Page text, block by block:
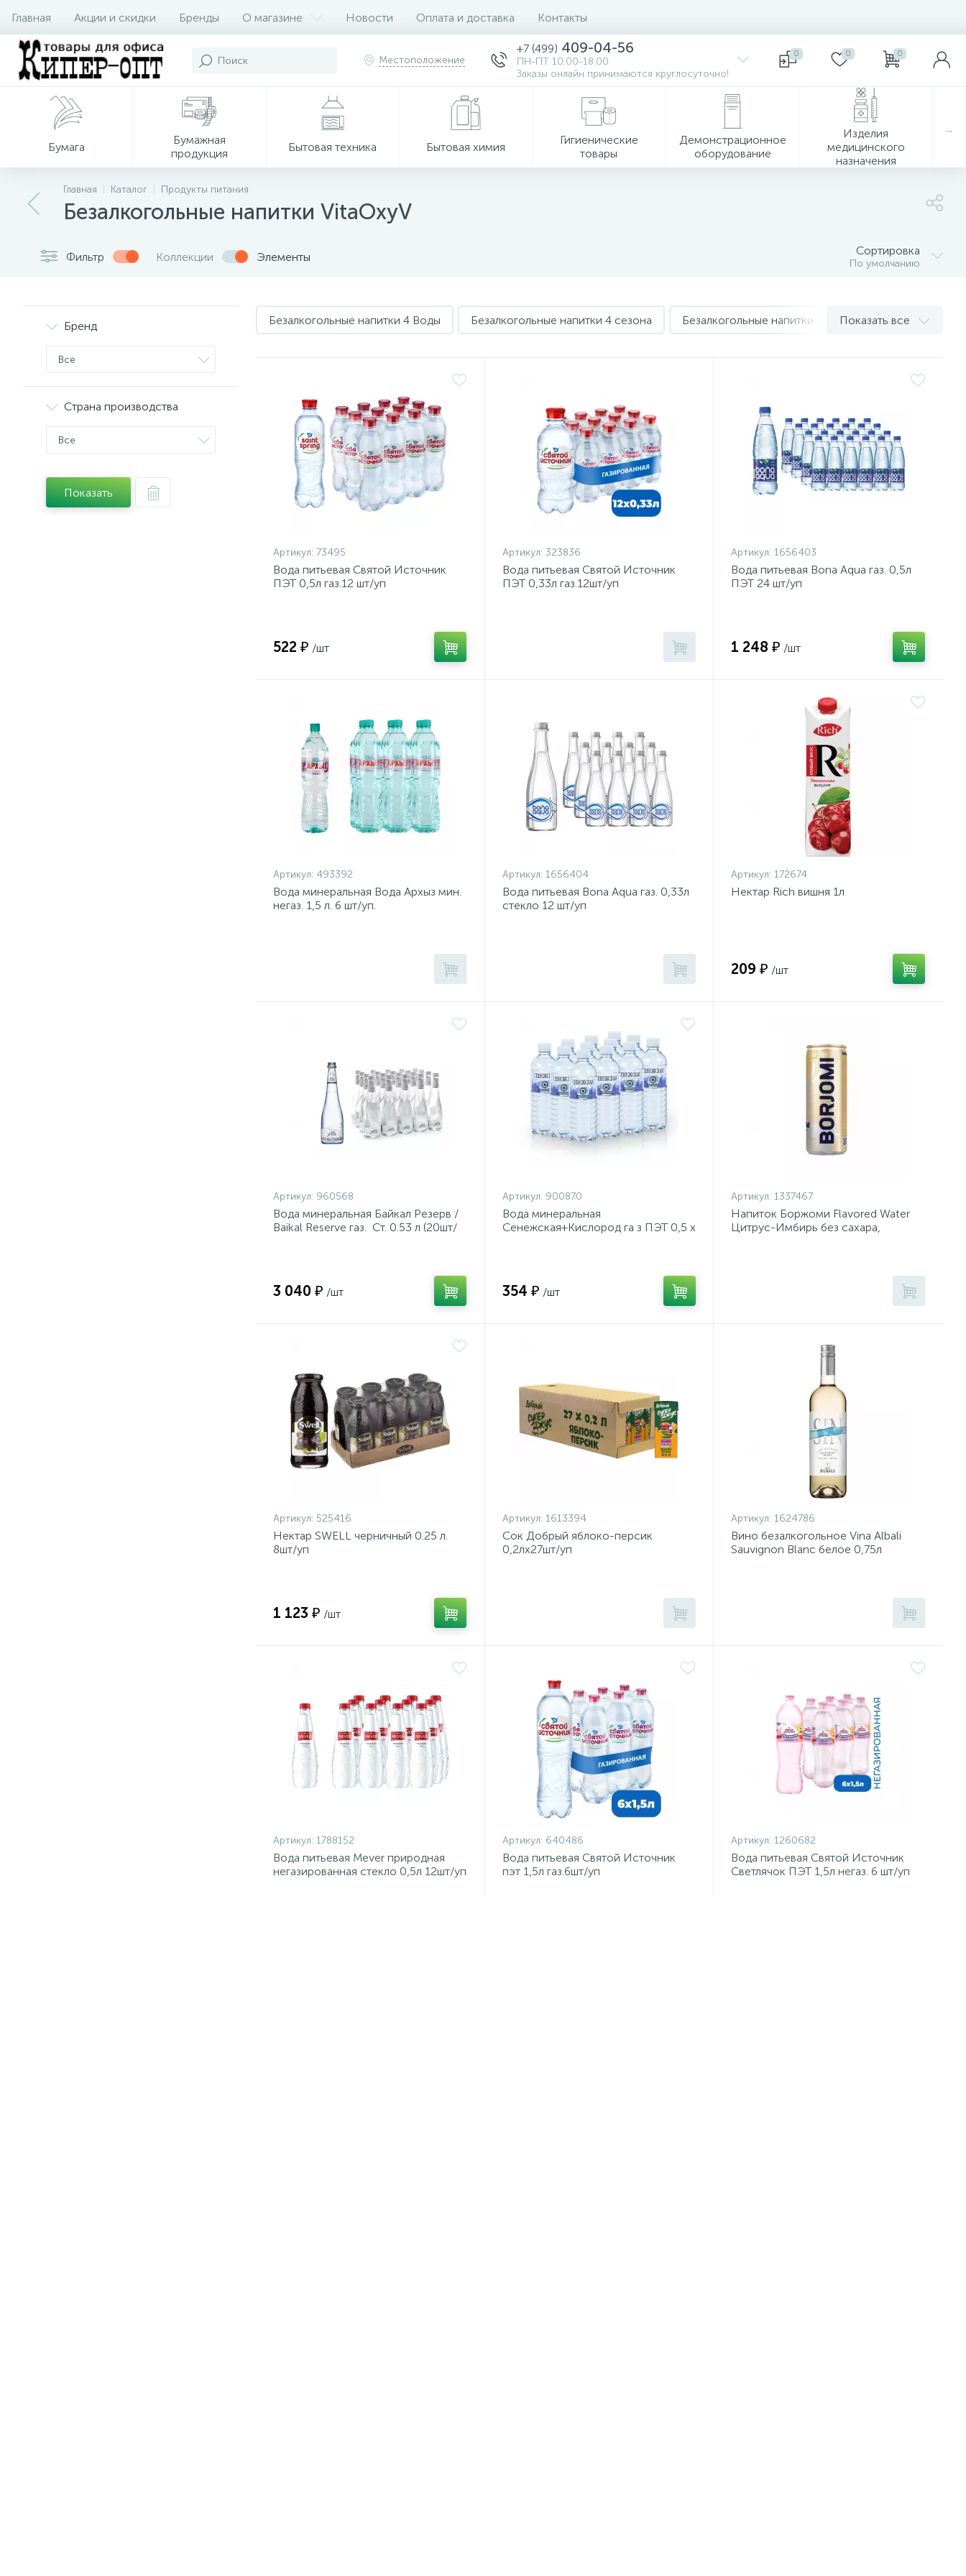
Главная Акции и скидки Бренды О магазине Новости Оплата и доставка Контакты
Местоположение
+7 (499) 409-04-56
ПН-ПТ 10:00-18:00
Заказы онлайн принимаются круглосуточно!
0 0 0
Бумага
Бумажная
продукция
Бытовая техника Бытовая химия
Гигиенические
товары
Демонстрационное
оборудование
Изделия
медицинского
назначения
Главная Каталог Продукты питания
Безалкогольные напитки VitaOxyV
Фильтр Коллекции Элементы Сортировка
По умолчанию
Бренд
Все
Страна производства
Все
Показать
Безалкогольные напитки 4 Воды Безалкогольные напитки 4 сезона Безалкогольные напитки Acqua Panna
Показать все
Артикул: 73495
Вода питьевая Святой Источник
ПЭТ 0,5л газ.12 шт/уп
522 ₽ /шт
Артикул: 323836
Вода питьевая Святой Источник
ПЭТ 0,33л газ.12шт/уп
Артикул: 1656403
Вода питьевая Bona Aqua газ. 0,5л
ПЭТ 24 шт/уп
1 248 ₽ /шт
Артикул: 493392
Вода минеральная Вода Архыз мин.
негаз. 1,5 л. 6 шт/уп.
Артикул: 1656404
Вода питьевая Bona Aqua газ. 0,33л
стекло 12 шт/уп
Артикул: 172674
Нектар Rich вишня 1л
209 ₽ /шт
Артикул: 960568
Вода минеральная Байкал Резерв /
Baikal Reserve газ. Ст. 0.53 л (20шт/
3 040 ₽ /шт
Артикул: 900870
Вода минеральная
Сенежская+Кислород га з ПЭТ 0,5 х
354 ₽ /шт
Артикул: 1337467
Напиток Боржоми Flavored Water
Цитрус-Имбирь без сахара,
Артикул: 525416
Нектар SWELL черничный 0.25 л.
8шт/уп
1 123 ₽ /шт
Артикул: 1613394
Сок Добрый яблоко-персик
0,2лх27шт/уп
Артикул: 1624786
Вино безалкогольное Vina Albali
Sauvignon Blanc белое 0,75л
Артикул: 1788152
Вода питьевая Mever природная
негазированная стекло 0,5л 12шт/уп
Артикул: 640486
Вода питьевая Святой Источник
пэт 1,5л газ.6шт/уп
Артикул: 1260682
Вода питьевая Святой Источник
Светлячок ПЭТ 1,5л негаз. 6 шт/уп